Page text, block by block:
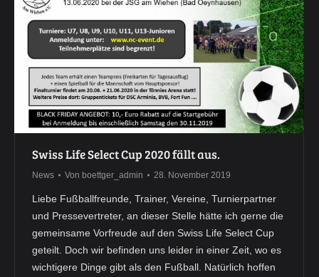
Swiss Life Select Cup 2020 fällt aus.
News Von boettger_admin 28. November 2019
Liebe Fußballfreunde, Trainer, Vereine, Turnierpartner
und Pressevertreter, an dieser Stelle hätte ich gerne die
gemeinsame Vorfreude auf den Swiss Life Select Cup
geteilt. Doch wir befinden uns leider in einer Zeit, wo es
wichtigere Dinge gibt als den Fußball. Natürlich hoffen